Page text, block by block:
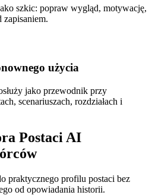
szkic: popraw wygląd, motywację,
zapisaniem.
użycia
jako przewodnik przy
scenariuszach, rozdziałach i
Postaci AI
praktycznego profilu postaci bez
od opowiadania historii.